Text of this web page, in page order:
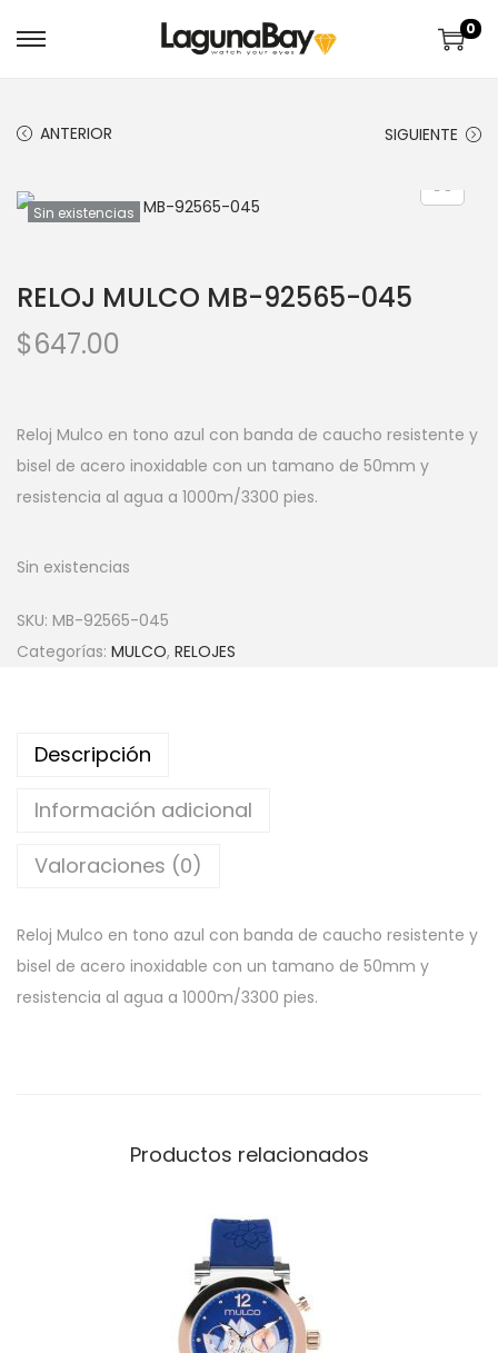
0
ANTERIOR SIGUIENTE
Sin existencias
RELOJ MULCO MB-92565-045
$647.00
Reloj Mulco en tono azul con banda de caucho resistente y
bisel de acero inoxidable con un tamano de 50mm y
resistencia al agua a 1000m/3300 pies.
Sin existencias
SKU: MB-92565-045
Categorías: MULCO, RELOJES
Descripción
Información adicional
Valoraciones (0)
Reloj Mulco en tono azul con banda de caucho resistente y
bisel de acero inoxidable con un tamano de 50mm y
resistencia al agua a 1000m/3300 pies.
Productos relacionados